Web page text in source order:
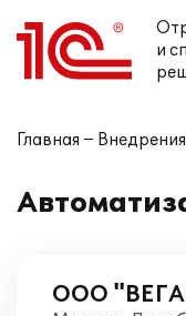
и
Главная Внедрения
ООО